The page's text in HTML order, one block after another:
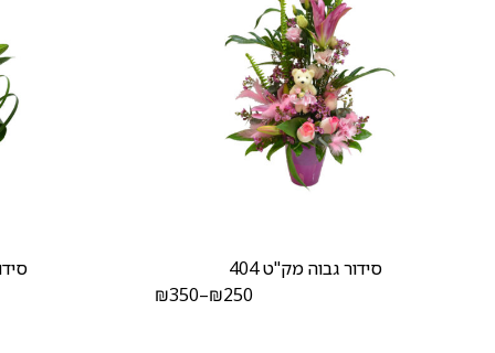
סידור גבוה מק"ט 404
₪250
–
₪350